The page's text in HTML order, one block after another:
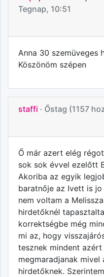
Tegnap, 10:51
Anna 30 szemüveges
Köszönöm szépen
staffi · Őstag (1157
Ő már azert elég
sok sok évvel ezelőtt
Akoriba az egyik
baratnője az Ivett is
nem voltam a
hirdetőknél
korrektségbe még
mi az, hogy
tesznek mindent
megmaradjanak
hirdetőknek.